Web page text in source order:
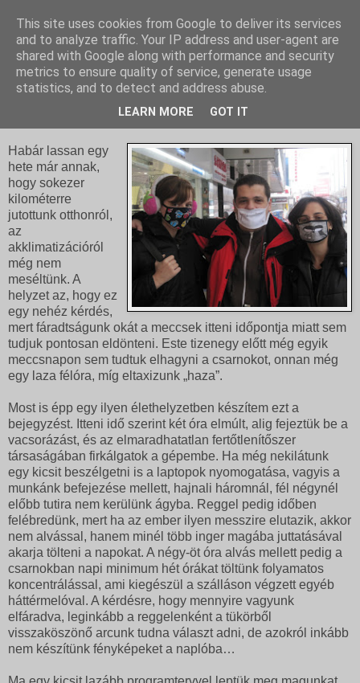
2009. december 9., szerda
Mi mindent megveszünk!
Habár lassan egy
hete már annak,
hogy sokezer
kilométerre
jutottunk otthonról,
az
akklimatizációról
még nem
meséltünk. A
helyzet az, hogy ez
egy nehéz kérdés,
mert fáradtságunk okát a meccsek itteni időpontja miatt sem
tudjuk pontosan eldönteni. Este tizenegy előtt még egyik
meccsnapon sem tudtuk elhagyni a csarnokot, onnan még
egy laza félóra, míg eltaxizunk „haza”.
Most is épp egy ilyen élethelyzetben készítem ezt a
bejegyzést. Itteni idő szerint két óra elmúlt, alig fejeztük be a
vacsorázást, és az elmaradhatatlan fertőtlenítőszer
társaságában firkálgatok a gépembe. Ha még nekilátunk
egy kicsit beszélgetni is a laptopok nyomogatása, vagyis a
munkánk befejezése mellett, hajnali háromnál, fél négynél
előbb tutira nem kerülünk ágyba. Reggel pedig időben
felébredünk, mert ha az ember ilyen messzire elutazik, akkor
nem alvással, hanem minél több inger magába juttatásával
akarja tölteni a napokat. A négy-öt óra alvás mellett pedig a
csarnokban napi minimum hét órákat töltünk folyamatos
koncentrálással, ami kiegészül a szálláson végzett egyéb
háttérmelóval. A kérdésre, hogy mennyire vagyunk
elfáradva, leginkább a reggelenként a tükörből
visszaköszönő arcunk tudna választ adni, de azokról inkább
nem készítünk fényképeket a naplóba…
This site uses cookies from Google to deliver its services
and to analyze traffic. Your IP address and user-agent are
shared with Google along with performance and security
metrics to ensure quality of service, generate usage
statistics, and to detect and address abuse.
LEARN MORE GOT IT